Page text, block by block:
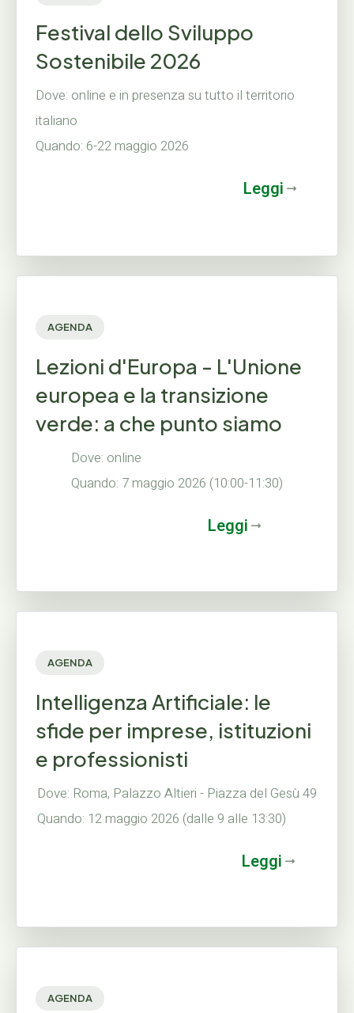
Festival dello Sviluppo
Sostenibile 2026
Dove: online e in presenza su tutto il territorio
italiano
Quando: 6-22 maggio 2026
Leggi
AGENDA
Lezioni d'Europa - L'Unione
europea e la transizione
verde: a che punto siamo
Dove: online
Quando: 7 maggio 2026 (10:00-11:30)
Leggi
AGENDA
Intelligenza Artificiale: le
sfide per imprese, istituzioni
e professionisti
Dove: Roma, Palazzo Altieri - Piazza del Gesù 49
Quando: 12 maggio 2026 (dalle 9 alle 13:30)
Leggi
AGENDA